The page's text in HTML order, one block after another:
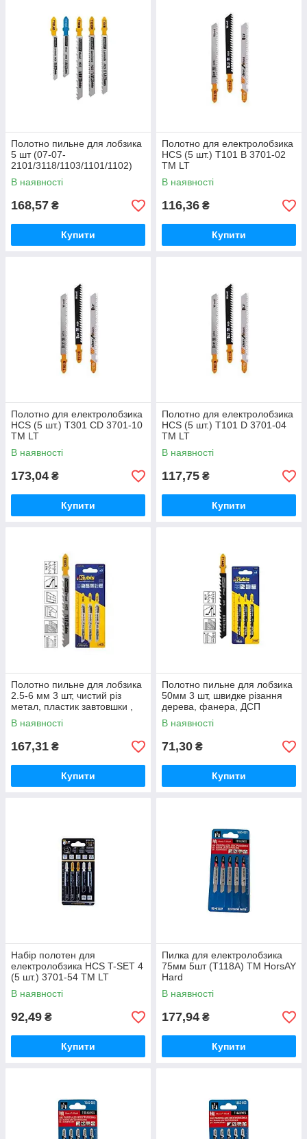
Полотно пильне для лобзика
5 шт (07-07-
2101/3118/1103/1101/1102)
ТМ Kubis
В наявності
168,57 ₴
Купити
Полотно для електролобзика
HCS (5 шт.) Т101 В 3701-02
ТМ LT
В наявності
116,36 ₴
Купити
Полотно для електролобзика
HCS (5 шт.) T301 CD 3701-10
ТМ LT
В наявності
173,04 ₴
Купити
Полотно для електролобзика
HCS (5 шт.) T101 D 3701-04
ТМ LT
В наявності
117,75 ₴
Купити
Полотно пильне для лобзика
2.5-6 мм 3 шт, чистий різ
метал, пластик завтовшки ,
зуб 1.2, T118A ТМ Kubis
В наявності
167,31 ₴
Купити
Полотно пильне для лобзика
50мм 3 шт, швидке різання
дерева, фанера, ДСП
товщиною до , крок зуба 4.0 -
5.2, T144D ТМ Kubis
В наявності
71,30 ₴
Купити
Набір полотен для
електролобзика HCS T-SET 4
(5 шт.) 3701-54 ТМ LT
В наявності
92,49 ₴
Купити
Пилка для електролобзика
75мм 5шт (T118А) ТМ HorsAY
Hard
В наявності
177,94 ₴
Купити